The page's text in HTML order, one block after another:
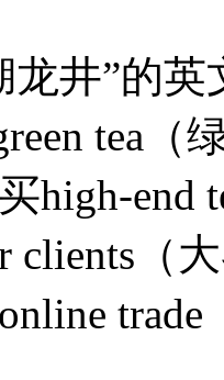
龙井”的英
tea
high-end
clients（